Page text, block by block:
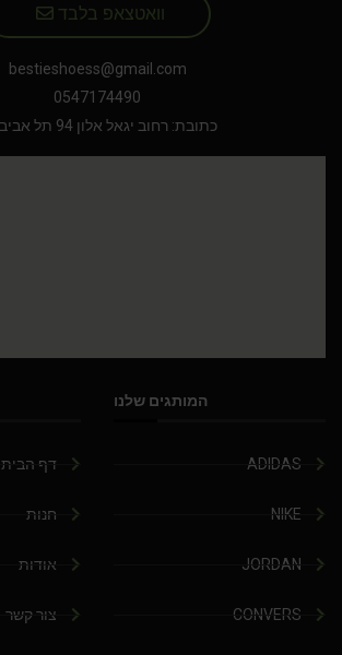
וואטצאפ בלבד
bestieshoess@gmail.com
0547174490
כתובת: רחוב יגאל אלון 94 תל אביב יפו
המותגים שלנו
ADIDAS
NIKE
JORDAN
CONVERS
דף הבית
חנות
אודות
צור קשר